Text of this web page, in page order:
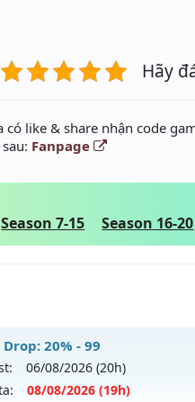
Hãy
like & share nhận code
Fanpage
Season 7-15 Season 16-20
20% - 99
06/08/2026 (20h)
08/08/2026 (19h)